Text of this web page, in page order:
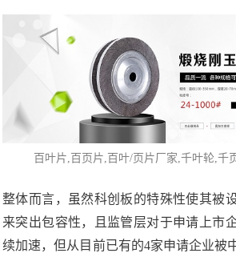
百叶片 ,百页片, 百叶/页片厂家 ,千叶轮,千
整体而言，虽然科创板的特殊性使其被
来突出包容性，且监管层对于申请上市
续加速，但从目前已有的4家申请企业被